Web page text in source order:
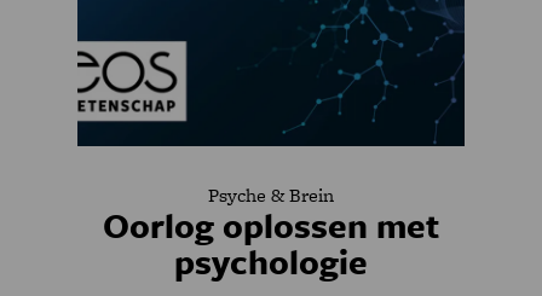
Psyche & Brein
Oorlog oplossen met
psychologie